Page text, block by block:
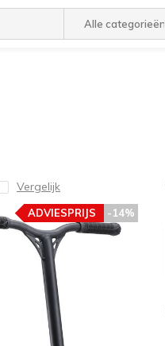
Alle categorieën
Vergelijk
-14%
ADVIESPRIJS